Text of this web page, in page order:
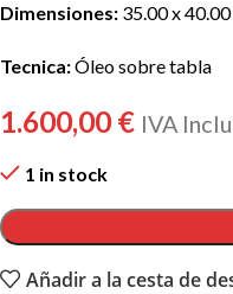
Dimensiones: 35.00 x
Tecnica:Óleo sobre tabla
1.600,00€ IVA
1 in stock
Añadir a la cesta de